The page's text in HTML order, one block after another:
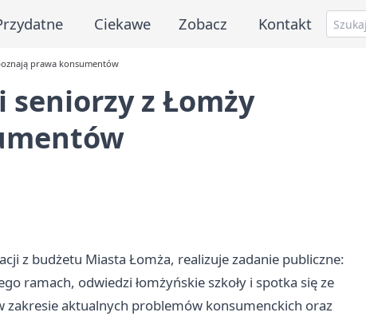
Ciekawe Zobacz Kontakt
prawa konsumentów
seniorzy z Łomży
z budżetu Miasta Łomża, realizuje zadanie publiczne:
ramach, odwiedzi łomżyńskie szkoły i spotka się ze
aktualnych problemów konsumenckich oraz